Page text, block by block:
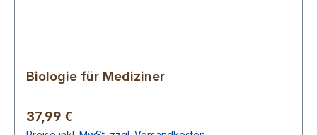
Biologie für Mediziner
Regulärer Preis:
37,99 €